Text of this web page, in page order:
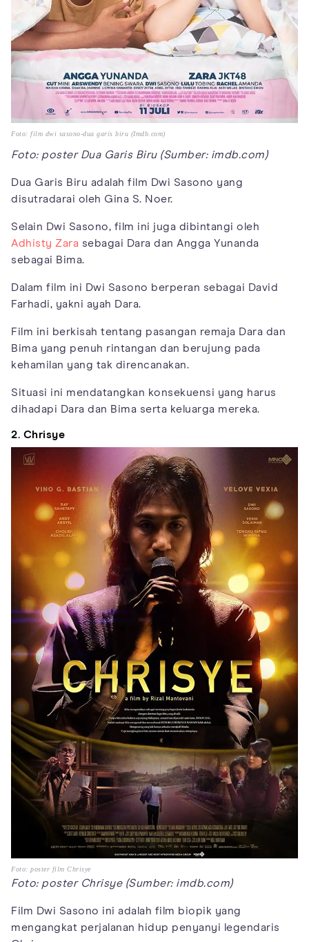
Foto: film dwi sasono-dua garis biru (Imdb.com)
Foto: poster Dua Garis Biru (Sumber: imdb.com)
Dua Garis Biru adalah film Dwi Sasono yang
disutradarai oleh Gina S. Noer.
Selain Dwi Sasono, film ini juga dibintangi oleh
Adhisty Zara sebagai Dara dan Angga Yunanda
sebagai Bima.
Dalam film ini Dwi Sasono berperan sebagai David
Farhadi, yakni ayah Dara.
Film ini berkisah tentang pasangan remaja Dara dan
Bima yang penuh rintangan dan berujung pada
kehamilan yang tak direncanakan.
Situasi ini mendatangkan konsekuensi yang harus
dihadapi Dara dan Bima serta keluarga mereka.
2. Chrisye
Foto: poster film Chrisye
Foto: poster Chrisye (Sumber: imdb.com)
Film Dwi Sasono ini adalah film biopik yang
mengangkat perjalanan hidup penyanyi legendaris